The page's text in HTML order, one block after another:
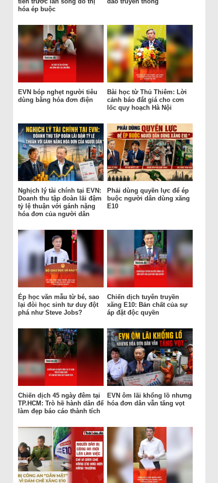
hóa ép buộc
EVN bóp nghẹt người tiêu
dùng bằng hóa đơn điện
Bài học từ Thủ Thiêm: Lời
cảnh báo đắt giá cho cơn
lốc quy hoạch Hà Nội
Nghịch lý tài chính tại EVN:
Doanh thu tập đoàn lãi đậm
tỷ lệ thuận với gánh nặng
hóa đơn của người dân
Phải dùng quyền lực để ép
buộc người dân dùng xăng
E10
Ép học văn mẫu từ bé, sao
lại đòi học sinh tư duy đột
phá như Steve Jobs?
Chiến dịch tuyên truyền
xăng E10: Bản chất của sự
áp đặt độc quyền
Chiến dịch 45 ngày đêm tại
TP.HCM: Trò hề hành dân để
làm đẹp báo cáo thành tích
EVN ôm lãi khổng lồ nhưng
hóa đơn dân vẫn tăng vọt